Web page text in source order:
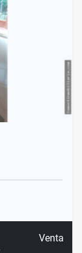
Venta